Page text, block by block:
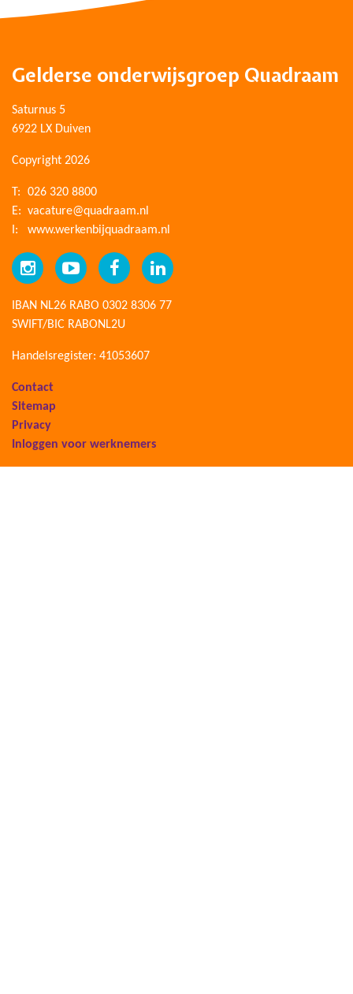
Gelderse onderwijsgroep Quadraam
Saturnus 5
6922 LX Duiven
Copyright 2026
T:
026 320 8800
E: vacature@quadraam.nl
I:
www.werkenbijquadraam.nl
IBAN NL26 RABO 0302 8306 77
SWIFT/BIC RABONL2U
Handelsregister: 41053607
Contact
Sitemap
Privacy
Inloggen voor werknemers